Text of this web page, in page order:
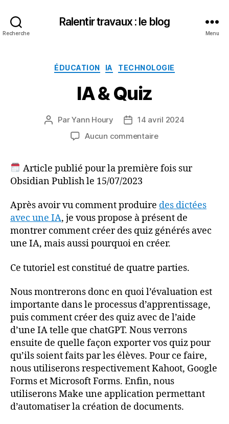
Recherche
Ralentir travaux : le blog
Menu
Catégories
ÉDUCATION IA TECHNOLOGIE
IA & Quiz
Auteur
l’article
ParYann Houry
Date14 avril 2024
Aucun commentairesur
Quiz
Article publié pour la première fois sur
Obsidian Publish le 15/07/2023
Après avoir vu comment produire des dictées
avec une IA, je vous propose à présent de
montrer comment créer des quiz générés avec
une IA, mais aussi pourquoi en créer.
Ce tutoriel est constitué de quatre parties.
Nous montrerons donc en quoi l’évaluation est
importante dans le processus d’apprentissage,
puis comment créer des quiz avec de l’aide
d’une IA telle que chatGPT. Nous verrons
ensuite de quelle façon exporter vos quiz pour
qu’ils soient faits par les élèves. Pour ce faire,
nous utiliserons respectivement Kahoot, Google
Forms et Microsoft Forms. Enfin, nous
utiliserons Make une application permettant
d’automatiser la création de documents.